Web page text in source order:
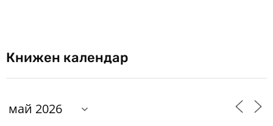
Книжен календар